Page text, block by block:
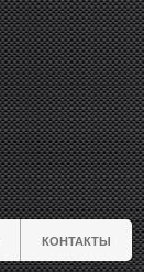
КОНТАКТЫ